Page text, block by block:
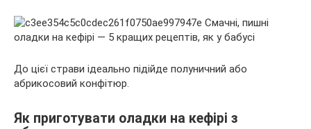
До цієї страви ідеально підійде полуничний або
абрикосовий конфітюр.
Як приготувати оладки на кефірі з